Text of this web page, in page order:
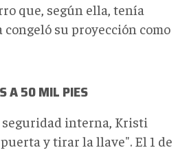
que, según ella, tenía
su proyección como
A 50 MIL PIES
seguridad interna, Kristi
y tirar la llave". El 1 de